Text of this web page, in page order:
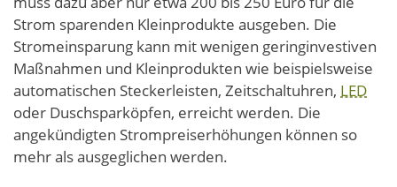
Strom sparenden Kleinprodukte ausgeben. Die
Stromeinsparung kann mit wenigen geringinvestiven
Maßnahmen und Kleinprodukten wie beispielsweise
automatischen Steckerleisten, Zeitschaltuhren, LED
oder Duschsparköpfen, erreicht werden. Die
angekündigten Strompreiserhöhungen können so
mehr als ausgeglichen werden.